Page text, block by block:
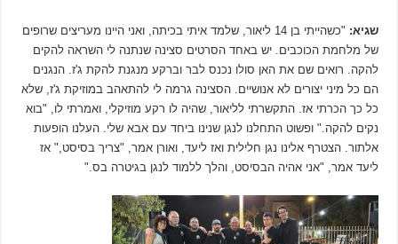
שגיא:
"כשהייתי בן 14 ליאור, שלמד איתי בכיתה, ואני היינו מעריצים שרופים
של מלחמת הכוכבים. יש באחד הסרטים סצינה שנתנה לי השראה להקים
להקה. רואים שם את האן סולו נכנס לבר וברקע מנגנת להקת ג'ז. הנגנים
הם כל מיני יצורים לא אנושיים. הסצינה גרמה לי להתאהב במוזיקת ג'ז, שלא
כל כך הכרתי אז. התקשרתי לליאור, שהיה לו רקע מוזיקלי, ואמרתי לו, "בוא
נקים להקה." ופשוט התחלנו לנגן שנינו ביחד עם אבא שלי. העלנו הופעות
אלתור. הצטרף אלינו נגן חלילית ואז ליעד, ואורן אמר, "צריך בסיסט," אז
ליעד אמר, "אני אהיה הבסיסט, והלך ללמוד לנגן בגיטרה בס."